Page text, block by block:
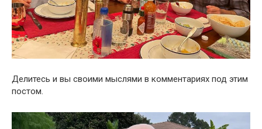
Делитесь и вы своими мыслями в комментариях под этим
постом.